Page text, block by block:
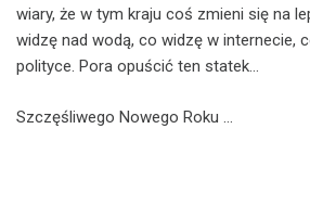
wiary, że w tym kraju coś zmieni się na
widzę nad wodą, co widzę w internecie,
polityce. Pora opuścić ten statek…
Szczęśliwego Nowego Roku …